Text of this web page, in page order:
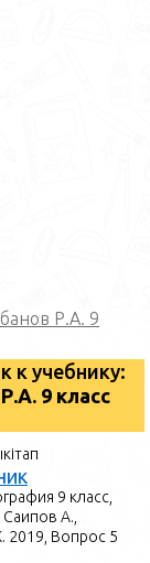
Р.А. 9
к учебнику:
9 класс
9 класс,
А.,
2019, Вопрос 5